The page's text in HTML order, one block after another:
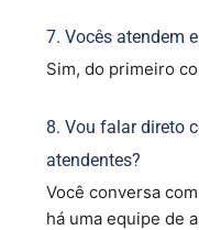
7. Vocês atendem
Sim, do primeiro
8. Vou falar direto
atendentes?
Você conversa
há uma equipe de